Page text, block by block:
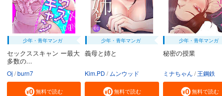
少年・青年マンガ
セックススキャン ー最大
多数の...
Oj burn7
無料で読む
少年・青年マンガ
義母と姉と
Kim.PD ムンウッド
無料で読む
少年・青年マンガ
秘密の授業
ミナちゃん 王鋼鉄
無料で読む